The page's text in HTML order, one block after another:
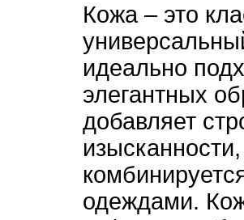
Кожа – это
идеально
элегантных
добавляет
одеждами.